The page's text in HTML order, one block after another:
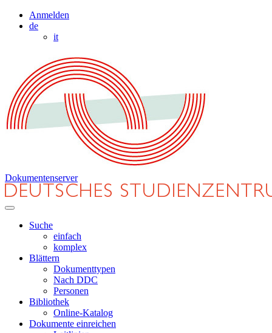
Anmelden
de
it
Dokumentenserver
Suche
einfach
komplex
Blättern
Dokumenttypen
Nach DDC
Personen
Bibliothek
Online-Katalog
Dokumente einreichen